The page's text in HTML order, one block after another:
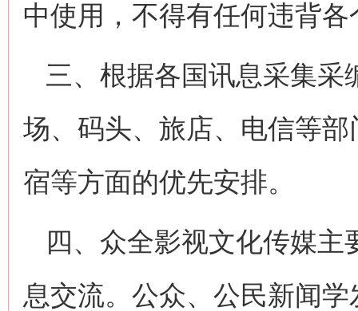
中使用，不得有任何违背
三、根据各国讯息采集
场、码头、旅店、电信等
宿等方面的优先安排。
四、众全影视文化传媒
息交流。公众、公民新闻